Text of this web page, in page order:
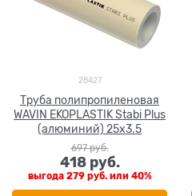
28427
Труба полипропиленовая
WAVIN EKOPLASTIK Stabi Plus
(алюминий) 25x3.5
697 руб.
418 руб.
выгода 279 руб.или 40%